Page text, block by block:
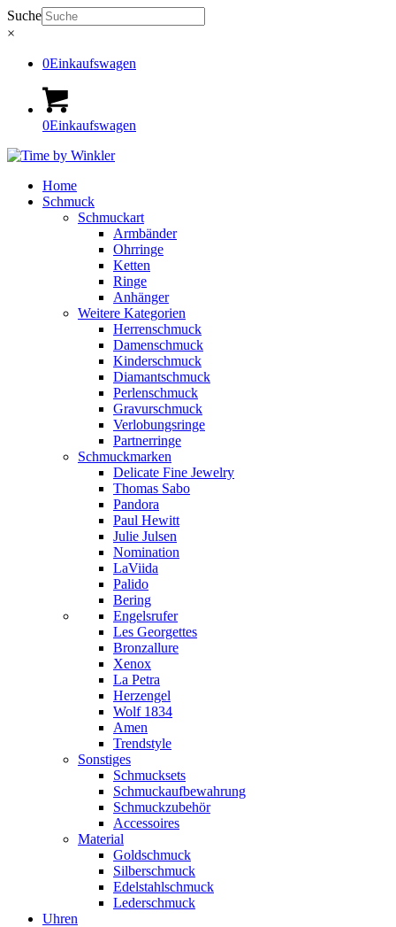
Suche
×
0Einkaufswagen
0Einkaufswagen
Home
Schmuck
Schmuckart
Armbänder
Ohrringe
Ketten
Ringe
Anhänger
Weitere Kategorien
Herrenschmuck
Damenschmuck
Kinderschmuck
Diamantschmuck
Perlenschmuck
Gravurschmuck
Verlobungsringe
Partnerringe
Schmuckmarken
Delicate Fine Jewelry
Thomas Sabo
Pandora
Paul Hewitt
Julie Julsen
Nomination
LaViida
Palido
Bering
Engelsrufer
Les Georgettes
Bronzallure
Xenox
La Petra
Herzengel
Wolf 1834
Amen
Trendstyle
Sonstiges
Schmucksets
Schmuckaufbewahrung
Schmuckzubehör
Accessoires
Material
Goldschmuck
Silberschmuck
Edelstahlschmuck
Lederschmuck
Uhren